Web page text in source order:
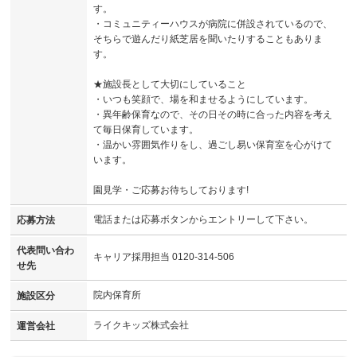
す。
・コミュニティーハウスが病院に併設されているので、
そちらで遊んだり紙芝居を聞いたりすることもありま
す。
★施設長として大切にしていること
・いつも笑顔で、場を和ませるようにしています。
・異年齢保育なので、その日その時に合った内容を考え
て毎日保育しています。
・温かい雰囲気作りをし、過ごし易い保育室を心がけて
います。
園見学・ご応募お待ちしております!
応募方法 電話または応募ボタンからエントリーして下さい。
代表問い合わ
せ先
キャリア採用担当 0120-314-506
施設区分 院内保育所
運営会社 ライクキッズ株式会社